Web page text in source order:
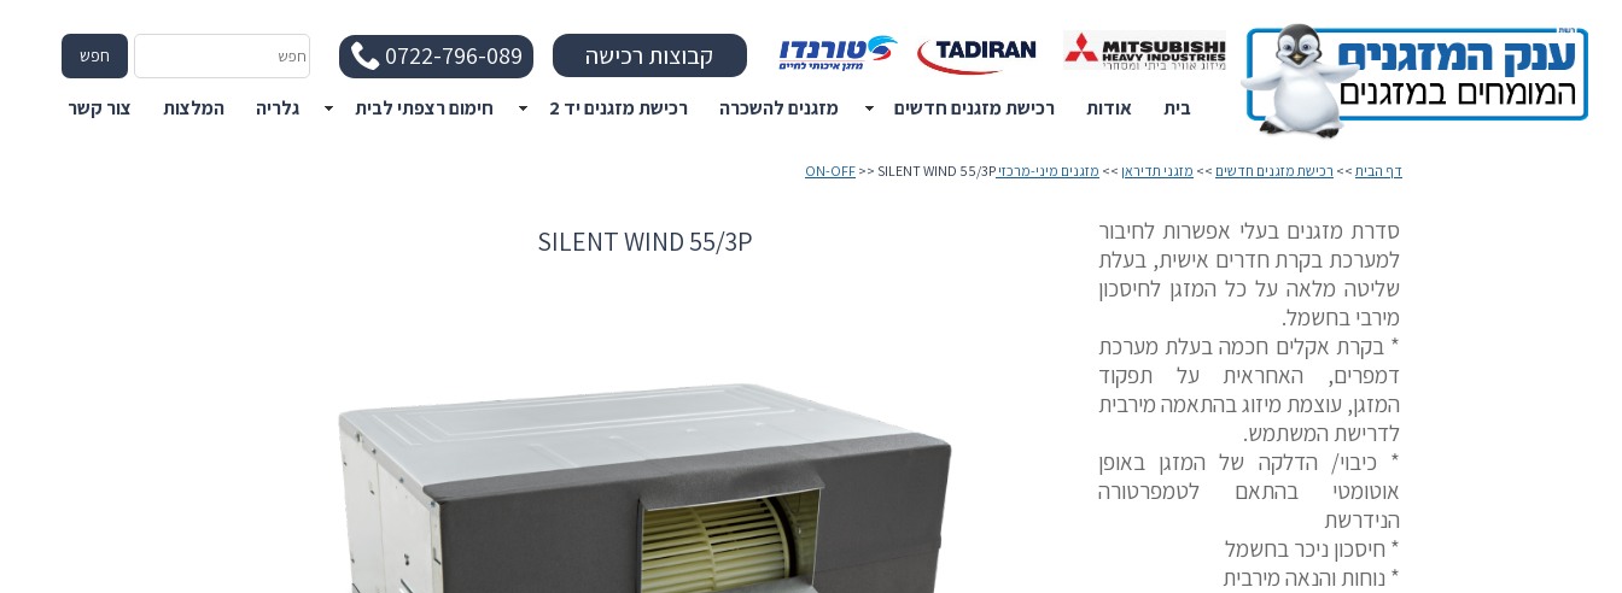
קבוצות רכישה 0722-796-089 חפש חפש
בית אודות רכישת מזגנים חדשים מזגנים להשכרה רכישת מזגנים יד 2 חימום רצפתי לבית גלריה המלצות צור קשר
דף הבית >> רכישת מזגנים חדשים >> מזגני תדיראן >> מזגנים מיני-מרכזי ON-OFF >> SILENT WIND 55/3P
סדרת מזגנים בעלי אפשרות לחיבור
למערכת בקרת חדרים אישית, בעלת
שליטה מלאה על כל המזגן לחיסכון
מירבי בחשמל.
* בקרת אקלים חכמה בעלת מערכת
דמפרים, האחראית על תפקוד
המזגן, עוצמת מיזוג בהתאמה מירבית
לדרישת המשתמש.
* כיבוי/ הדלקה של המזגן באופן
אוטומטי בהתאם לטמפרטורה
הנידרשת
* חיסכון ניכר בחשמל
* נוחות והנאה מירבית
SILENT WIND 55/3P